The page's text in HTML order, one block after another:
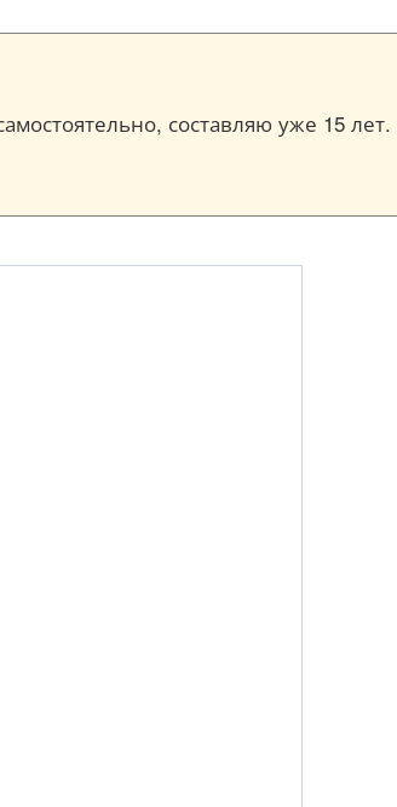
составляю уже 15 лет.